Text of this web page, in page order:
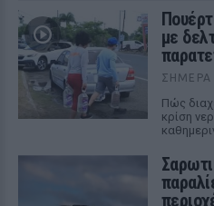
με
ΣΉΜΕΡΑ
Πώς
κρίση